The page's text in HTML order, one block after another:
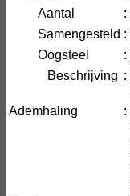
Aantal :
Samengesteld :
Oogsteel :
Beschrijving :
Ademhaling :